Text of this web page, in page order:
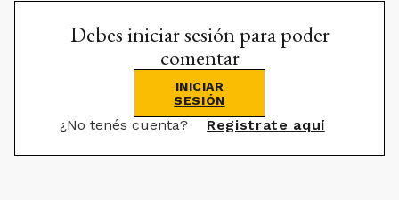
Debes iniciar sesión para poder
comentar
INICIAR
SESIÓN
¿No tenés cuenta? Registrate aquí